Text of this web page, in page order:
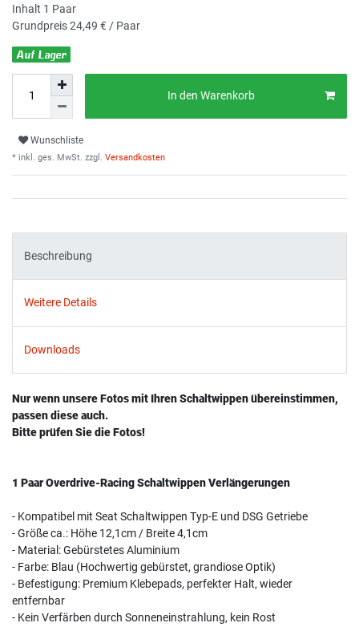
Inhalt 1 Paar
Grundpreis24,49 € / Paar
Auf Lager
In den Warenkorb
Wunschliste
* inkl. ges. MwSt. zzgl. Versandkosten
Beschreibung
Weitere Details
Downloads
Nur wenn unsere Fotos mit Ihren Schaltwippen übereinstimmen,
passen diese auch.
Bitte prüfen Sie die Fotos!
1 Paar Overdrive-Racing Schaltwippen Verlängerungen
- Kompatibel mit Seat Schaltwippen Typ-E und DSG Getriebe
- Größe ca.: Höhe 12,1cm / Breite 4,1cm
- Material: Gebürstetes Aluminium
- Farbe: Blau (Hochwertig gebürstet, grandiose Optik)
- Befestigung: Premium Klebepads, perfekter Halt, wieder
entfernbar
- Kein Verfärben durch Sonneneinstrahlung, kein Rost